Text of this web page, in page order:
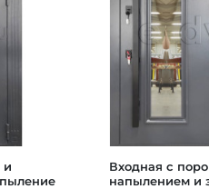
и
Входная с
напылением и